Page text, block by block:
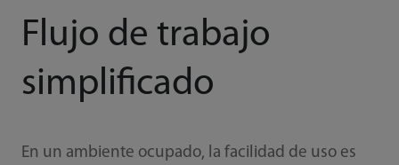
Flujo de trabajo
simplificado
En un ambiente ocupado, la facilidad de uso es